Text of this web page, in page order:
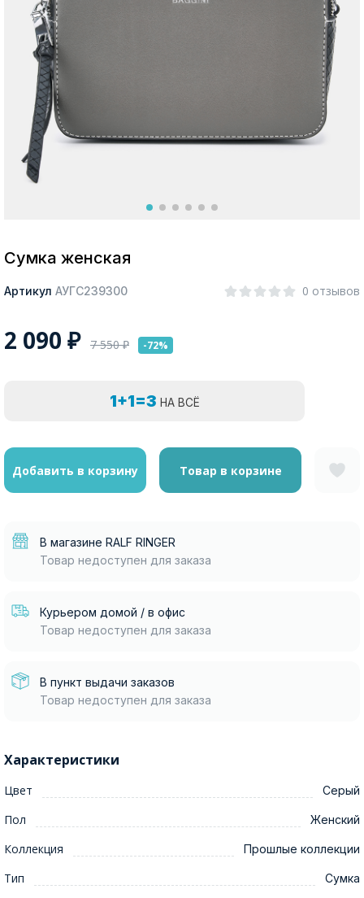
Москва
Да, все верно
Сумка женская
Артикул АУГС239300 0 отзывов
2 090 ₽ 7 550₽ -72%
1+1=3 НА ВСЁ
Добавить в корзину Товар в корзине
В магазине RALF RINGER
Товар недоступен для заказа
Курьером домой / в офис
Товар недоступен для заказа
В пункт выдачи заказов
Товар недоступен для заказа
Характеристики
Цвет Серый
Пол Женский
Коллекция Прошлые коллекции
Тип Сумка